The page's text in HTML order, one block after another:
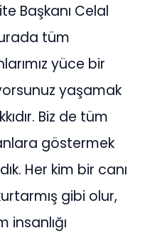
Başkanı Celal
tüm
yüce bir
yaşamak
Biz de tüm
göstermek
Her kim bir canı
gibi olur,